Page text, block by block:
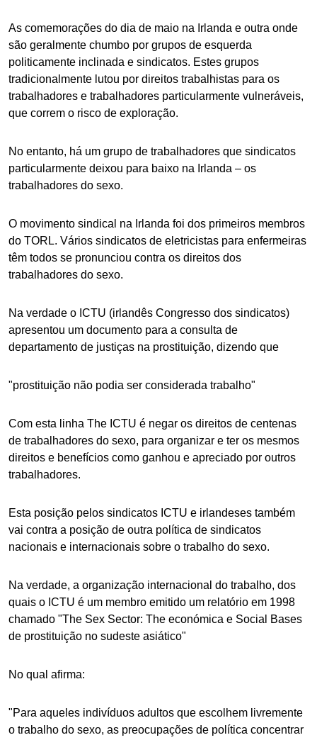
As comemorações do dia de maio na Irlanda e outra onde
são geralmente chumbo por grupos de esquerda
politicamente inclinada e sindicatos. Estes grupos
tradicionalmente lutou por direitos trabalhistas para os
trabalhadores e trabalhadores particularmente vulneráveis,
que correm o risco de exploração.
No entanto, há um grupo de trabalhadores que sindicatos
particularmente deixou para baixo na Irlanda – os
trabalhadores do sexo.
O movimento sindical na Irlanda foi dos primeiros membros
do TORL. Vários sindicatos de eletricistas para enfermeiras
têm todos se pronunciou contra os direitos dos
trabalhadores do sexo.
Na verdade o ICTU (irlandês Congresso dos sindicatos)
apresentou um documento para a consulta de
departamento de justiças na prostituição, dizendo que
"prostituição não podia ser considerada trabalho"
Com esta linha The ICTU é negar os direitos de centenas
de trabalhadores do sexo, para organizar e ter os mesmos
direitos e benefícios como ganhou e apreciado por outros
trabalhadores.
Esta posição pelos sindicatos ICTU e irlandeses também
vai contra a posição de outra política de sindicatos
nacionais e internacionais sobre o trabalho do sexo.
Na verdade, a organização internacional do trabalho, dos
quais o ICTU é um membro emitido um relatório em 1998
chamado "The Sex Sector: The económica e Social Bases
de prostituição no sudeste asiático"
No qual afirma:
"Para aqueles indivíduos adultos que escolhem livremente
o trabalho do sexo, as preocupações de política concentrar